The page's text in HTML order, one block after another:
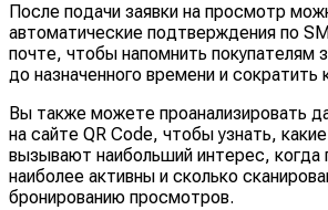
После подачи заявки на просмотр
автоматические подтверждения по
почте, чтобы напомнить покупателям
до назначенного времени и сократить
Вы также можете проанализировать
на сайте QR Code, чтобы узнать,
вызывают наибольший интерес, когда
наиболее активны и сколько
бронированию просмотров.